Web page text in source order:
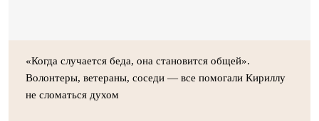
«Когда случается беда, она становится общей».
Волонтеры, ветераны, соседи — все помогали Кириллу
не сломаться духом